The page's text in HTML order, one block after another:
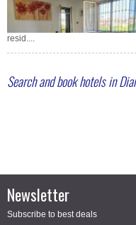
resid....
Search and book hotels in
Newsletter
Subscribe to best deals